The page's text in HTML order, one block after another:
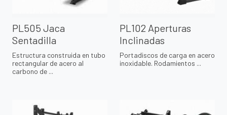
PL505 Jaca
Sentadilla
Estructura construida en tubo
rectangular de acero al
carbono de ...
PL102 Aperturas
Inclinadas
Portadiscos de carga en acero
inoxidable. Rodamientos ...